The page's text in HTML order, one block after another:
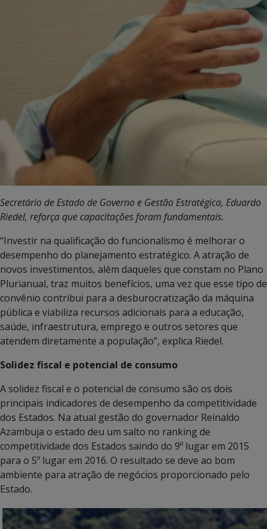
Secretário de Estado de Governo e Gestão Estratégica, Eduardo
Riedel, reforça que capacitações foram fundamentais.
“Investir na qualificação do funcionalismo é melhorar o
desempenho do planejamento estratégico. A atração de
novos investimentos, além daqueles que constam no Plano
Plurianual, traz muitos benefícios, uma vez que esse tipo de
convênio contribui para a desburocratização da máquina
pública e viabiliza recursos adicionais para a educação,
saúde, infraestrutura, emprego e outros setores que
atendem diretamente a população”, explica Riedel.
Solidez fiscal e potencial de consumo
A solidez fiscal e o potencial de consumo são os dois
principais indicadores de desempenho da competitividade
dos Estados. Na atual gestão do governador Reinaldo
Azambuja o estado deu um salto no ranking de
competitividade dos Estados saindo do 9º lugar em 2015
para o 5º lugar em 2016. O resultado se deve ao bom
ambiente para atração de negócios proporcionado pelo
Estado.